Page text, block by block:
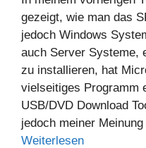
gezeigt, wie man das
jedoch Windows
auch Server Systeme,
zu installieren, hat
vielseitiges Programm
USB/DVD Download
jedoch meiner
Weiterlesen